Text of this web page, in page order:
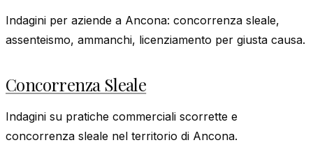
Indagini per aziende a Ancona: concorrenza sleale,
assenteismo, ammanchi, licenziamento per giusta causa.
Concorrenza Sleale
Indagini su pratiche commerciali scorrette e
concorrenza sleale nel territorio di Ancona.